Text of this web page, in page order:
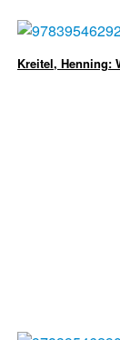
Kreitel, Henning: